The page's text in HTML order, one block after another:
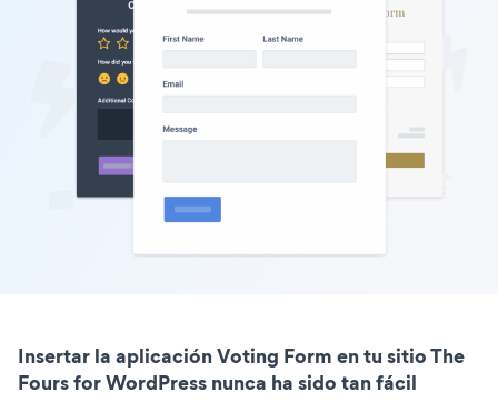
Insertar la aplicación Voting Form en tu sitio The
Fours for WordPress nunca ha sido tan fácil